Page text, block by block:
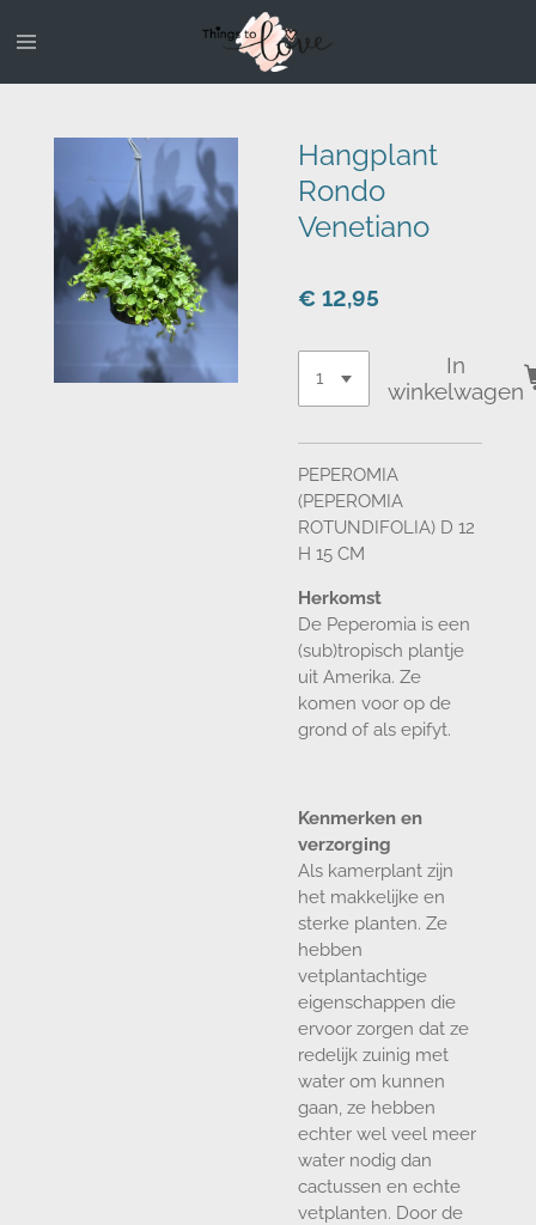
direct
Hangplant
Rondo
Venetiano
€ 12,95
In
winkelwagen
PEPEROMIA
(PEPEROMIA
ROTUNDIFOLIA) D 12
H 15 CM
Herkomst
De Peperomia is een
(sub)tropisch plantje
uit Amerika. Ze
komen voor op de
grond of als epifyt.
Kenmerken en
verzorging
Als kamerplant zijn
het makkelijke en
sterke planten. Ze
hebben
vetplantachtige
eigenschappen die
ervoor zorgen dat ze
redelijk zuinig met
water om kunnen
gaan, ze hebben
echter wel veel meer
water nodig dan
cactussen en echte
vetplanten. Door de